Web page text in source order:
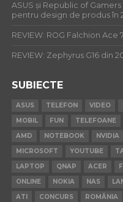
ASUS și Republic of
pentru design de produs în
REVIEW: ROG Falchion
REVIEW: Zephyrus G16
SUBIECTE
ASUS TELEFON VIDEO
MOBIL
FUN TELEFOANE
AMD
NOTEBOOK NVIDIA
MICROSOFT
YOUTUBE
LAPTOP
QNAP ACER
ONLINE
NOKIA NAS
ATI
CONCURS ROMÂNIA